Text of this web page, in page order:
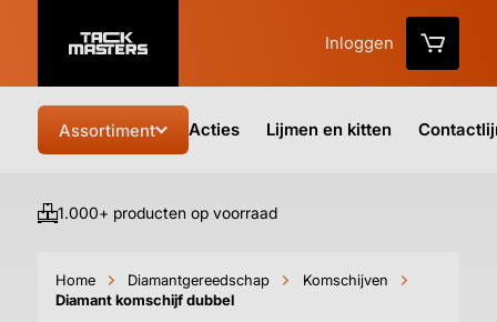
Inloggen
Assortiment Acties Lijmen en kitten
1.000+ producten op voorraad
Home Diamantgereedschap
Komschijven
Diamant komschijf dubbel